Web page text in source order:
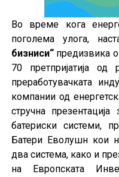
Во време кога
поголема улога,
бизниси“предизвика
70 претпријатија
преработувачката
компании од
стручна
батериски системи,
Батери Еволушн кои
два система, како и
на Европската